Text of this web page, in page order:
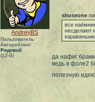
AndreyBS
Пользователь
Авторейтинг:
Рядовой
(12-0)
shoseone
все
несделают
да нафиг
ведь в фоле2
полезную